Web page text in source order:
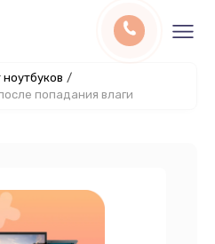
/
попадания влаги